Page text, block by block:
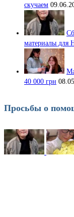
скучаем
материалы
40 000 грн
Просьбы о